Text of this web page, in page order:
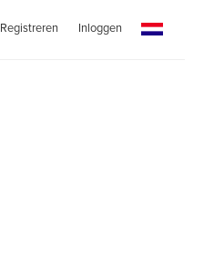
Registreren Inloggen